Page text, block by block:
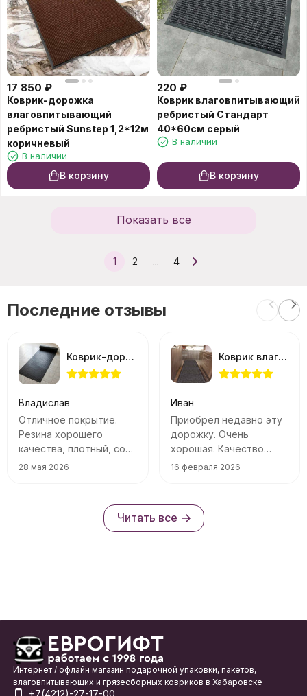
17 850 ₽
Коврик-дорожка
влаговпитывающий
ребристый Sunstep 1,2*12м
коричневый
В наличии
В корзину
220 ₽
Коврик влаговпитывающий
ребристый Стандарт
40*60см серый
В наличии
В корзину
Показать все
1 2 ... 4
Последние отзывы
Коврик-дорожка Рифленый против скольжения 0,9*12м черный
Владислав
Отличное покрытие.
Резина хорошего
качества, плотный, со
своими функциями
28 мая 2026
Коврик влаговпитывающий Холл 90*150см серый
Иван
Приобрел недавно эту
дорожку. Очень
хорошая. Качество
ворса отличное, ничего
доволен. Спасибо!
16 февраля 2026
Читать все
Интернет / офлайн магазин подарочной упаковки, пакетов,
влаговпитывающих и грязесборных ковриков в Хабаровске
+7(4212)-27-17-00